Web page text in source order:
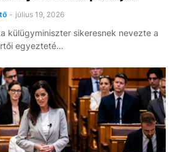
- július 19, 2026
külügyminiszter sikeresnek nevezte a
egyezteté…